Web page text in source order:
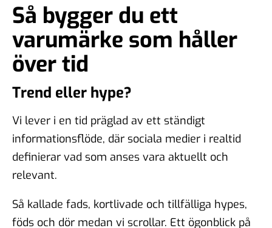
Så bygger du ett
varumärke som håller
över tid
Trend eller hype?
Vi lever i en tid präglad av ett ständigt
informationsflöde, där sociala medier i realtid
definierar vad som anses vara aktuellt och
relevant.
Så kallade fads, kortlivade och tillfälliga hypes,
föds och dör medan vi scrollar. Ett ögonblick på